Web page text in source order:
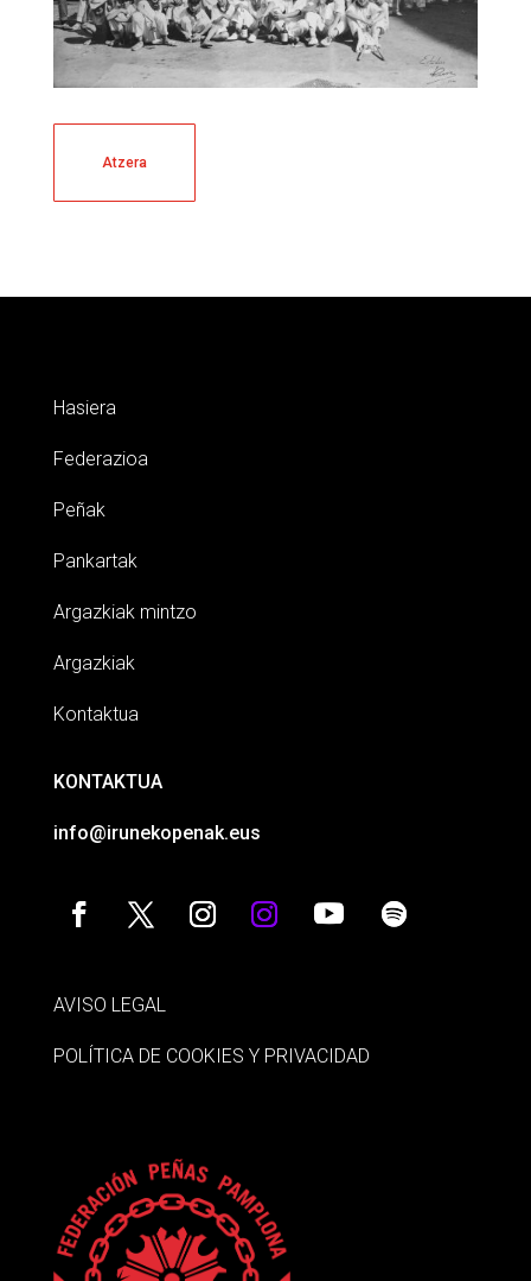
Atzera
Hasiera
Federazioa
Peñak
Pankartak
Argazkiak mintzo
Argazkiak
Kontaktua
KONTAKTUA
info@irunekopenak.eus
AVISO LEGAL
POLÍTICA DE COOKIES Y PRIVACIDAD